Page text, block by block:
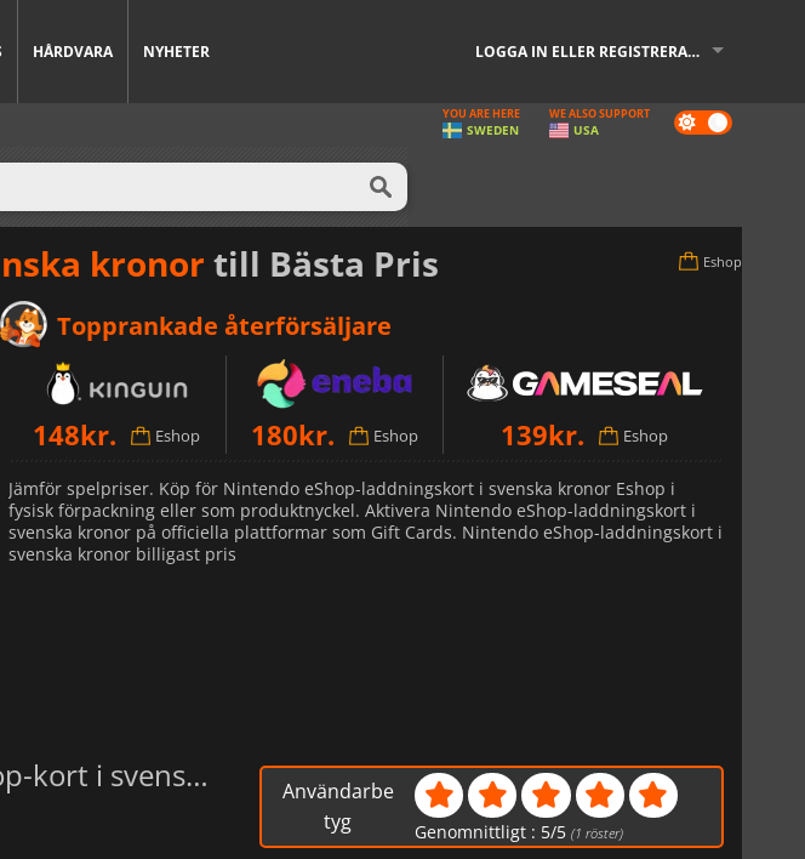
HÅRDVARA NYHETER LOGGA IN ELLER REGISTRERA DIG
Dark
mode
YOU ARE HERE
SWEDEN
WE ALSO SUPPORT
USA
kronor till Bästa Pris Eshop
Topprankade återförsäljare
148kr. Eshop 180kr. Eshop 139kr. Eshop
Jämför spelpriser. Köp för Nintendo eShop-laddningskort i svenska kronor Eshop i
fysisk förpackning eller som produktnyckel. Aktivera Nintendo eShop-laddningskort i
svenska kronor på officiella plattformar som Gift Cards. Nintendo eShop-laddningskort i
svenska kronor billigast pris
Bästa erbjudandena för dina Förbetalda Nintendo eShop-kort i svenska kronor
Användarbe
tyg
Genomnittligt : 5/5 (1 röster)